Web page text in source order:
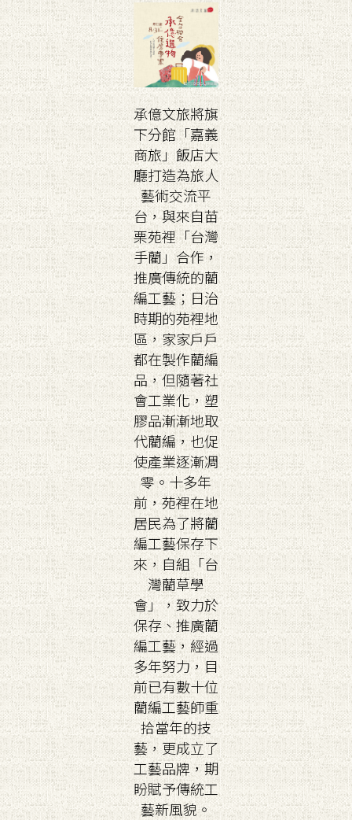
承億文旅將旗
下分館「嘉義
商旅」飯店大
廳打造為旅人
藝術交流平
台，與來自苗
栗苑裡「台灣
手藺」合作，
推廣傳統的藺
編工藝；日治
時期的苑裡地
區，家家戶戶
都在製作藺編
品，但隨著社
會工業化，塑
膠品漸漸地取
代藺編，也促
使產業逐漸凋
零。十多年
前，苑裡在地
居民為了將藺
編工藝保存下
來，自組「台
灣藺草學
會」，致力於
保存、推廣藺
編工藝，經過
多年努力，目
前已有數十位
藺編工藝師重
拾當年的技
藝，更成立了
工藝品牌，期
盼賦予傳統工
藝新風貌。